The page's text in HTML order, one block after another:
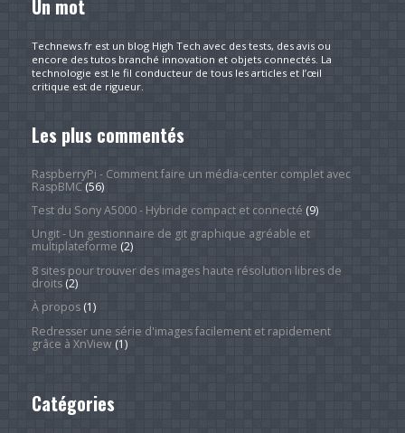
Un mot
Technews.fr est un blog High Tech avec des tests, des avis ou
encore des tutos branché innovation et objets connectés. La
technologie est le fil conducteur de tous les articles et l’œil
critique est de rigueur.
Les plus commentés
RaspberryPi - Comment faire un média-center complet avec
RaspBMC(56)
Test du Sony A5000 - Hybride compact et connecté (9)
Ungit - Un gestionnaire de git graphique agréable et
multiplateforme (2)
8 sites pour trouver des images haute résolution libres de
droits(2)
À propos(1)
Redresser une série d'images facilement et rapidement
grâce à XnView(1)
Catégories